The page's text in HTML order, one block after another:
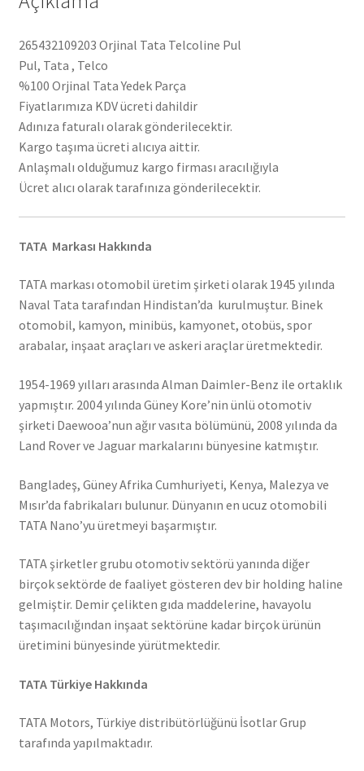
265432109203 Orjinal Tata Telcoline Pul
Pul, Tata , Telco
%100 Orjinal Tata Yedek Parça
Fiyatlarımıza KDV ücreti dahildir
Adınıza faturalı olarak gönderilecektir.
Kargo taşıma ücreti alıcıya aittir.
Anlaşmalı olduğumuz kargo firması aracılığıyla
Ücret alıcı olarak tarafınıza gönderilecektir.
TATA Markası Hakkında
TATA markası otomobil üretim şirketi olarak 1945 yılında
Naval Tata tarafından Hindistan’da kurulmuştur. Binek
otomobil, kamyon, minibüs, kamyonet, otobüs, spor
arabalar, inşaat araçları ve askeri araçlar üretmektedir.
1954-1969 yılları arasında Alman Daimler-Benz ile ortaklık
yapmıştır. 2004 yılında Güney Kore’nin ünlü otomotiv
şirketi Daewooa’nun ağır vasıta bölümünü, 2008 yılında da
Land Rover ve Jaguar markalarını bünyesine katmıştır.
Bangladeş, Güney Afrika Cumhuriyeti, Kenya, Malezya ve
Mısır’da fabrikaları bulunur. Dünyanın en ucuz otomobili
TATA Nano’yu üretmeyi başarmıştır.
TATA şirketler grubu otomotiv sektörü yanında diğer
birçok sektörde de faaliyet gösteren dev bir holding haline
gelmiştir. Demir çelikten gıda maddelerine, havayolu
taşımacılığından inşaat sektörüne kadar birçok ürünün
üretimini bünyesinde yürütmektedir.
TATA Türkiye Hakkında
TATA Motors, Türkiye distribütörlüğünü İsotlar Grup
tarafında yapılmaktadır.